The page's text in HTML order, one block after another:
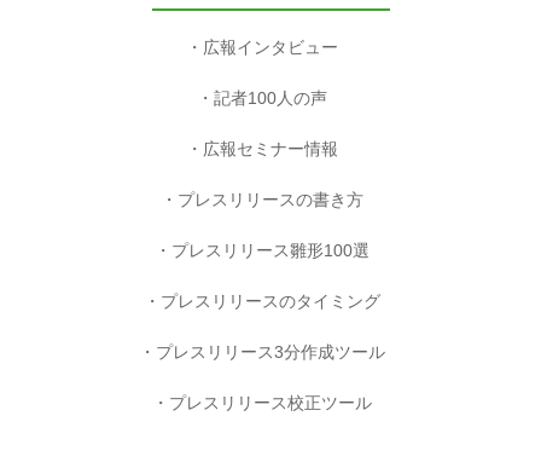
広報インタビュー
記者100人の声
広報セミナー情報
プレスリリースの書き方
プレスリリース雛形100選
プレスリリースのタイミング
プレスリリース3分作成ツール
プレスリリース校正ツール